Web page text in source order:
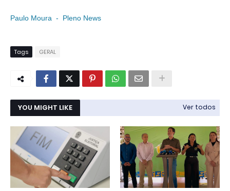
Paulo Moura - Pleno News
Tags GERAL
YOU MIGHT LIKE Ver todos